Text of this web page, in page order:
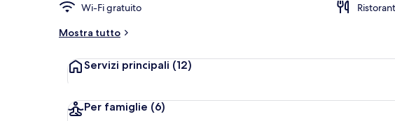
Wi-Fi gratuito
Mostra tutto
Servizi principali (12)
Per famiglie (6)